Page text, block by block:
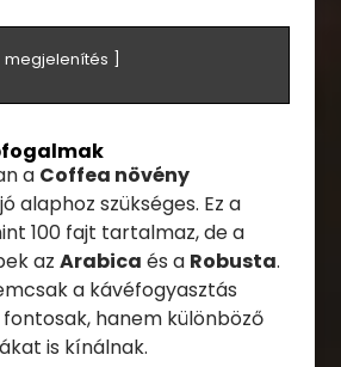
megjelenítés
a Coffea növény
alaphoz szükséges. Ez a
100 fajt tartalmaz, de a
az Arabica és a Robusta.
a kávéfogyasztás
hanem különböző
is kínálnak.